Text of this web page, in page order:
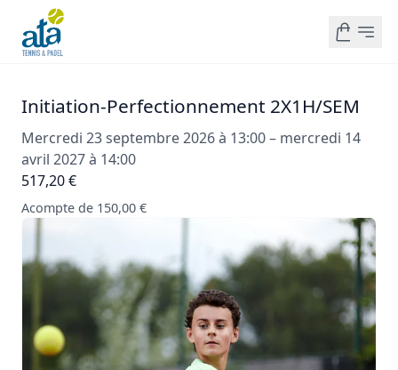
Initiation-Perfectionnement 2X1H/SEM
Mercredi 23 septembre 2026 à 13:00 – mercredi 14
avril 2027 à 14:00
517,20 €
Acompte de 150,00 €